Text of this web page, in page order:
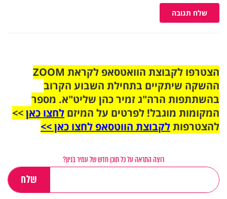
שלח תגובה
הצטרפו לקבוצת הוואטסאפ לקראת ZOOM
ההשקה שיתקיים בתחילת השבוע הקרוב
בהשתתפות הרה"ג זמיר כהן שליט"א. מספר
המקומות מוגבל! לפרטים על המיזם לחצו כאן>>
להצטרפותלקבוצת הווטסאפ לחצו כאן >>
רוצה התראה על כל תוכן חדש של עמיר בניון?